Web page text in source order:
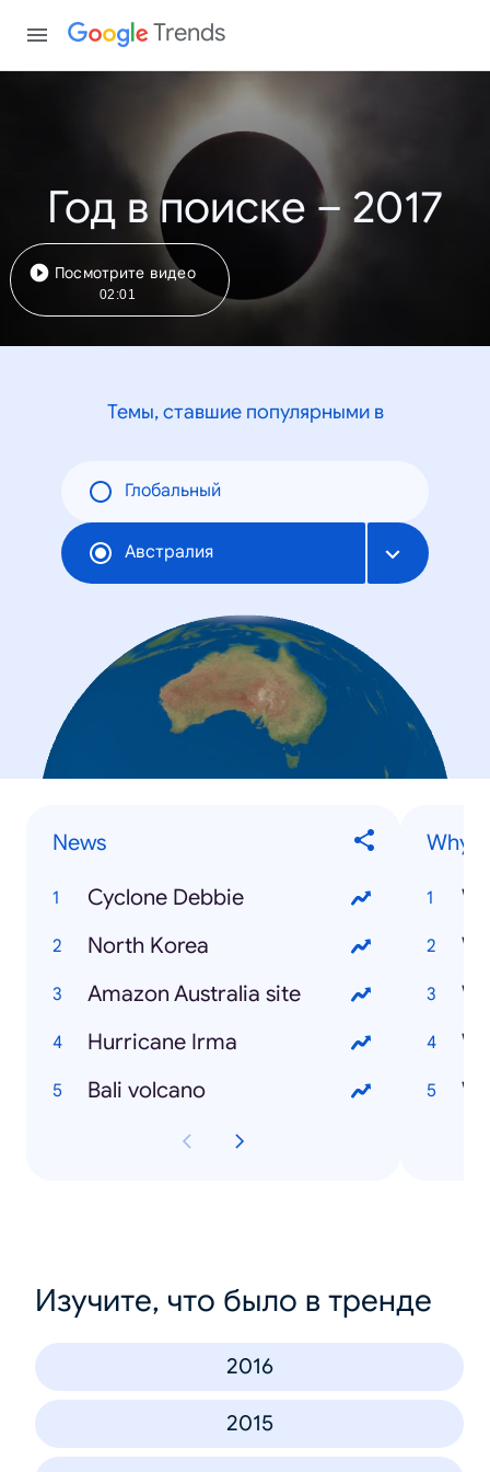
Trends
Год в поиске – 2017
Посмотрите видео
02:01
Темы, ставшие популярными в
Глобальный
Австралия
News
Cyclone Debbie
North Korea
Amazon Australia site
Hurricane Irma
Bali volcano
Why
Изучите, что было в тренде
2016
2015